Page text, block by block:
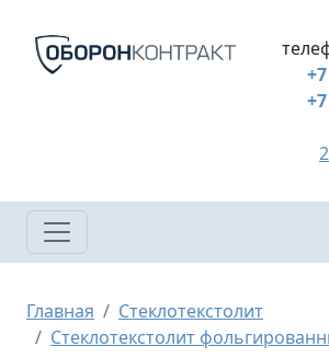
Строка навигации
Главная
Стеклотекстолит
Стеклотекстолит